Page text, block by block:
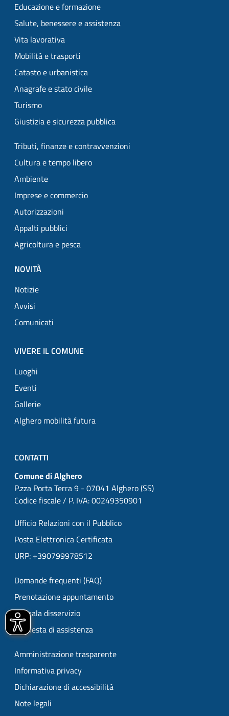
Educazione e formazione
Salute, benessere e assistenza
Vita lavorativa
Mobilità e trasporti
Catasto e urbanistica
Anagrafe e stato civile
Turismo
Giustizia e sicurezza pubblica
Tributi, finanze e contravvenzioni
Cultura e tempo libero
Ambiente
Imprese e commercio
Autorizzazioni
Appalti pubblici
Agricoltura e pesca
NOVITÀ
Notizie
Avvisi
Comunicati
VIVERE IL COMUNE
Luoghi
Eventi
Gallerie
Alghero mobilità futura
CONTATTI
Comune di Alghero
P.zza Porta Terra 9 - 07041 Alghero (SS)
Codice fiscale / P. IVA: 00249350901
Ufficio Relazioni con il Pubblico
Posta Elettronica Certificata
URP: +390799978512
Domande frequenti (FAQ)
Prenotazione appuntamento
Segnala disservizio
Richiesta di assistenza
Amministrazione trasparente
Informativa privacy
Dichiarazione di accessibilità
Note legali